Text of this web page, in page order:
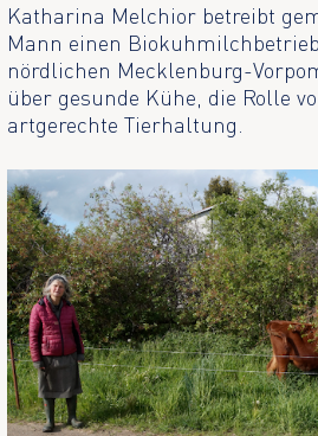
Katharina Melchior betreibt
Mann einen
nördlichen Mecklenburg-
über gesunde Kühe, die Rolle
artgerechte Tierhaltung.